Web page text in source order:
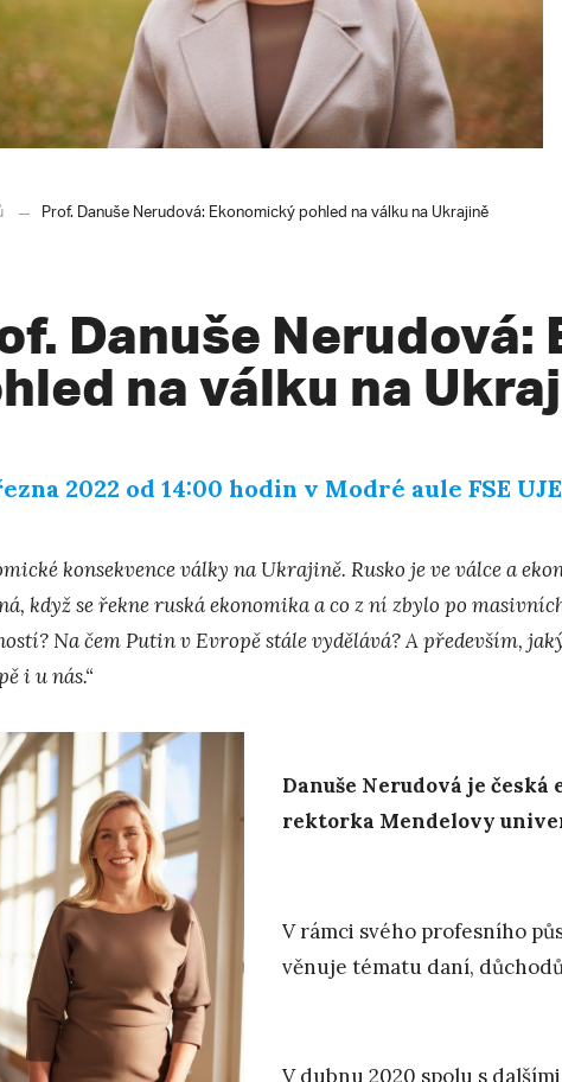
Prof. Danuše Nerudová: Ekonomický pohled na válku na Ukrajině
Danuše Nerudová:
na válku na
2022 od 14:00 hodin v Modré aule FSE
konsekvence války na Ukrajině. Rusko je ve válce a
když se řekne ruská ekonomika a co z ní zbylo po
Na čem Putin v Evropě stále vydělává? A především,
i u nás.“
Danuše Nerudová je
rektorka Mendelovy
V rámci svého profesního
věnuje tématu daní,
V dubnu 2020 spolu s